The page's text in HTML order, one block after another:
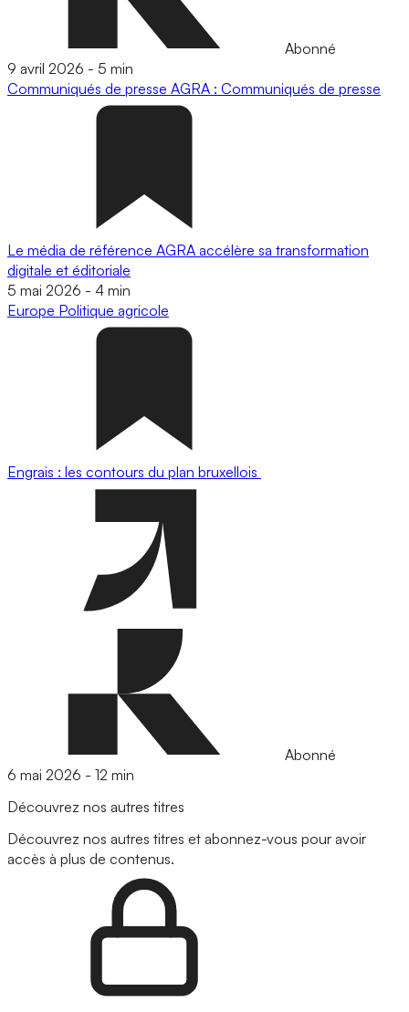
Abonné
9 avril 2026 - 5 min
Communiqués de presse AGRA : Communiqués de presse
Le média de référence AGRA accélère sa transformation
digitale et éditoriale
5 mai 2026 - 4 min
Europe Politique agricole
Engrais : les contours du plan bruxellois
Abonné
6 mai 2026 - 12 min
Découvrez nos autres titres
Découvrez nos autres titres et abonnez-vous pour avoir
accès à plus de contenus.